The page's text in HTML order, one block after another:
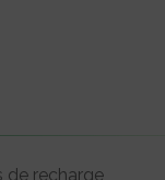
de recharge